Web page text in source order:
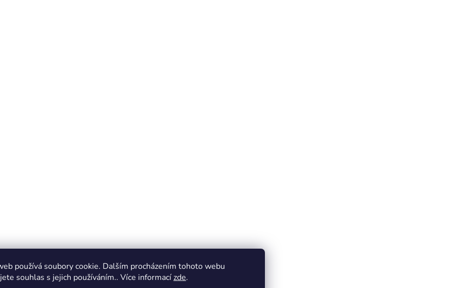
používá soubory cookie. Dalším procházením tohoto webu
souhlas s jejich používáním.. Více informacízde.